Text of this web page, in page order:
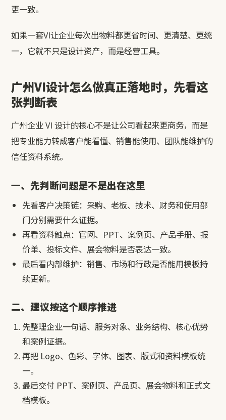
更一致。
如果一套VI让企业每次出物料都更省时间、更清楚、更统
一，它就不只是设计资产，而是经营工具。
广州VI设计怎么做真正落地时，先看这
张判断表
广州企业 VI 设计的核心不是让公司看起来更商务，而是
把专业能力转成客户能看懂、销售能使用、团队能维护的
信任资料系统。
一、先判断问题是不是出在这里
先看客户决策链：采购、老板、技术、财务和使用部
门分别需要什么证据。
再看资料触点：官网、PPT、案例页、产品手册、报
价单、投标文件、展会物料是否表达一致。
最后看内部维护：销售、市场和行政是否能用模板持
续更新。
二、建议按这个顺序推进
先整理企业一句话、服务对象、业务结构、核心优势
和案例证据。
再把 Logo、色彩、字体、图表、版式和资料模板统
一。
最后交付 PPT、案例页、产品页、展会物料和正式文
档模板。